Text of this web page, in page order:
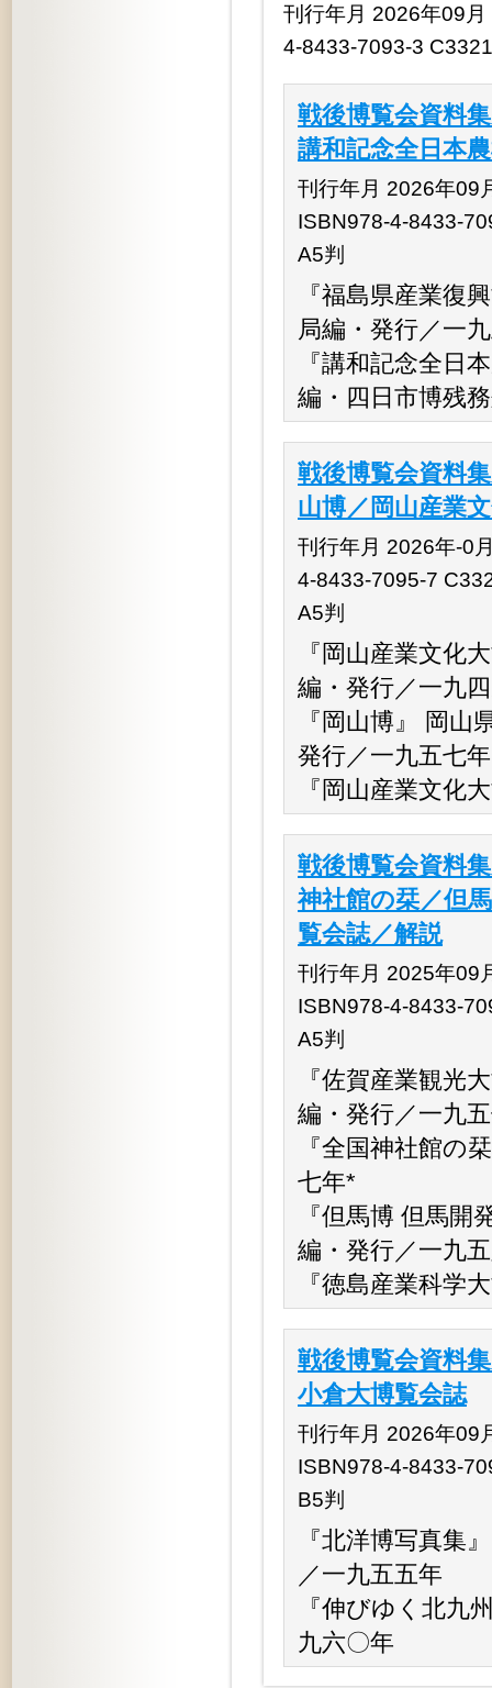
刊行年月 2026年09
4-8433-7093-3 C3321
戦後博覧会資料
講和記念全日本
刊行年月 2026年09
ISBN978-4-8433-
A5判
『福島県産業復
局編・発行／一
『講和記念全日
編・四日市博残
戦後博覧会資料
山博／岡山産業
刊行年月 2026年-0
4-8433-7095-7
A5判
『岡山産業文化
編・発行／一九
『岡山博』 岡
発行／一九五七年
『岡山産業文化
戦後博覧会資料
神社館の栞／但
覧会誌／解説
刊行年月 2025年09
ISBN978-4-8433-
A5判
『佐賀産業観光
編・発行／一九
『全国神社館の
七年*
『但馬博 但馬
編・発行／一九
『徳島産業科学
戦後博覧会資料
小倉大博覧会誌
刊行年月 2026年09
ISBN978-4-8433-
B5判
『北洋博写真集
／一九五五年
『伸びゆく北九
九六〇年